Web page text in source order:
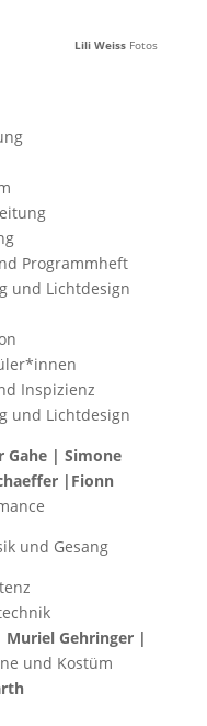
Lili Weiss Fotos
Programmheft
und Lichtdesign
Inspizienz
und Lichtdesign
Gahe | Simone
|Fionn
und Gesang
Gehringer |
und Kostüm